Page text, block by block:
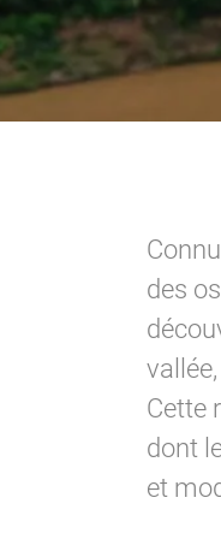
des
Cette
dont
et